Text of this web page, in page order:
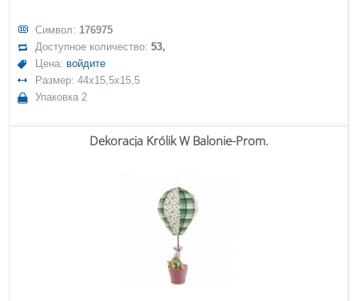
Символ: 176975
Доступное количество:53,
Цена: войдите
Размер: 44x15,5x15,5
Упаковка 2
Dekoracja Królik W Balonie-Prom.